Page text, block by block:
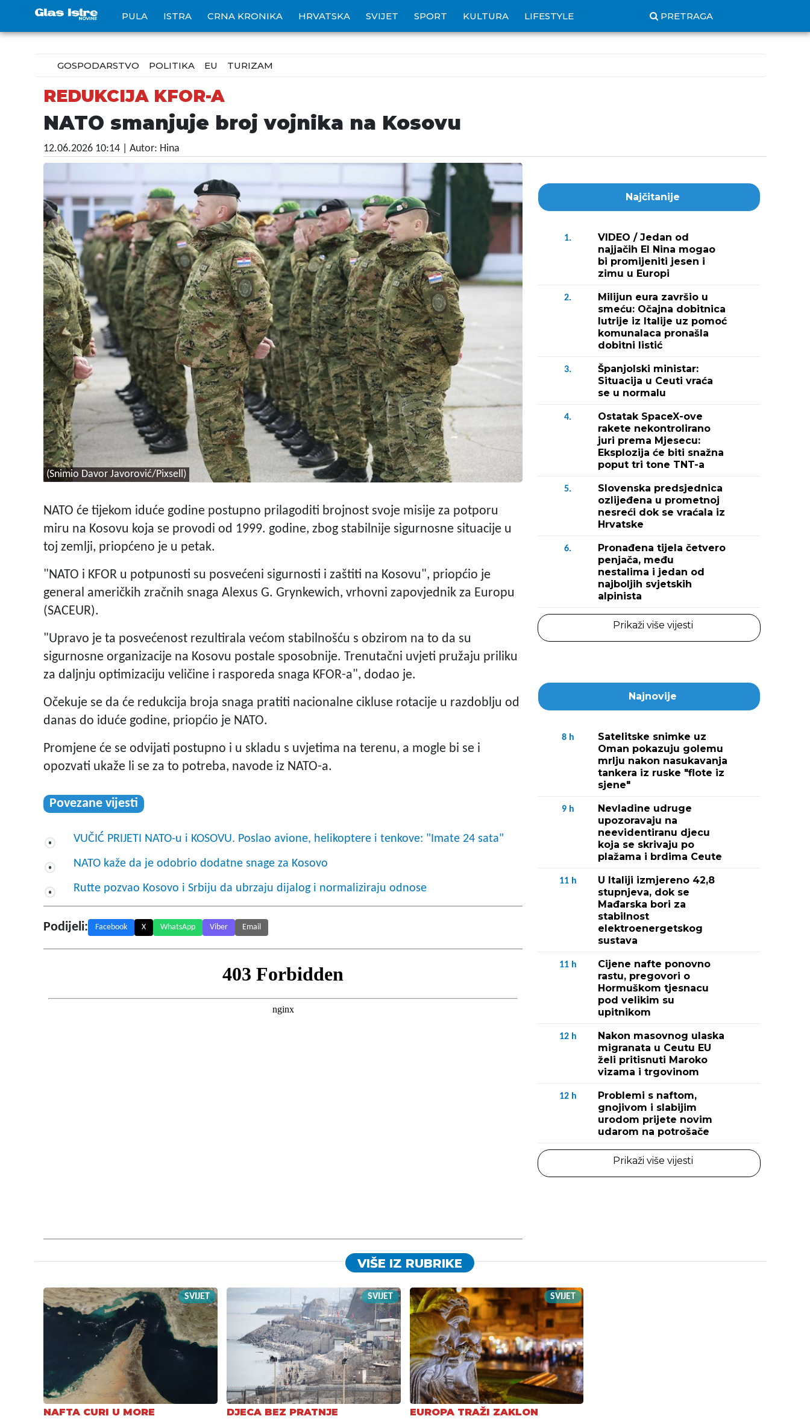
PULA ISTRA CRNA KRONIKA HRVATSKA SVIJET SPORT KULTURA LIFESTYLE PRETRAGA
GOSPODARSTVO POLITIKA EU TURIZAM
REDUKCIJA KFOR-A
NATO smanjuje broj vojnika na Kosovu
12.06.2026 10:14 | Autor: Hina
(Snimio Davor Javorović/Pixsell)
NATO će tijekom iduće godine postupno prilagoditi brojnost svoje misije za potporu
miru na Kosovu koja se provodi od 1999. godine, zbog stabilnije sigurnosne situacije u
toj zemlji, priopćeno je u petak.
"NATO i KFOR u potpunosti su posvećeni sigurnosti i zaštiti na Kosovu", priopćio je
general američkih zračnih snaga Alexus G. Grynkewich, vrhovni zapovjednik za Europu
(SACEUR).
"Upravo je ta posvećenost rezultirala većom stabilnošću s obzirom na to da su
sigurnosne organizacije na Kosovu postale sposobnije. Trenutačni uvjeti pružaju priliku
za daljnju optimizaciju veličine i rasporeda snaga KFOR-a", dodao je.
Očekuje se da će redukcija broja snaga pratiti nacionalne cikluse rotacije u razdoblju od
danas do iduće godine, priopćio je NATO.
Promjene će se odvijati postupno i u skladu s uvjetima na terenu, a mogle bi se i
opozvati ukaže li se za to potreba, navode iz NATO-a.
Povezane vijesti
VUČIĆ PRIJETI NATO-u i KOSOVU. Poslao avione, helikoptere i tenkove: "Imate 24 sata"
NATO kaže da je odobrio dodatne snage za Kosovo
Rutte pozvao Kosovo i Srbiju da ubrzaju dijalog i normaliziraju odnose
Podijeli: Facebook X WhatsApp Viber Email
Najčitanije
1.
VIDEO / Jedan od
najjačih El Nina mogao
bi promijeniti jesen i
zimu u Europi
2.
Milijun eura završio u
smeću: Očajna dobitnica
lutrije iz Italije uz pomoć
komunalaca pronašla
dobitni listić
3.
Španjolski ministar:
Situacija u Ceuti vraća
se u normalu
4.
Ostatak SpaceX-ove
rakete nekontrolirano
juri prema Mjesecu:
Eksplozija će biti snažna
poput tri tone TNT-a
5.
Slovenska predsjednica
ozlijeđena u prometnoj
nesreći dok se vraćala iz
Hrvatske
6.
Pronađena tijela četvero
penjača, među
nestalima i jedan od
najboljih svjetskih
alpinista
Prikaži više vijesti
Najnovije
8 h
Satelitske snimke uz
Oman pokazuju golemu
mrlju nakon nasukavanja
tankera iz ruske "flote iz
sjene"
9 h
Nevladine udruge
upozoravaju na
neevidentiranu djecu
koja se skrivaju po
plažama i brdima Ceute
11 h
U Italiji izmjereno 42,8
stupnjeva, dok se
Mađarska bori za
stabilnost
elektroenergetskog
sustava
11 h
Cijene nafte ponovno
rastu, pregovori o
Hormuškom tjesnacu
pod velikim su
upitnikom
12 h
Nakon masovnog ulaska
migranata u Ceutu EU
želi pritisnuti Maroko
vizama i trgovinom
12 h
Problemi s naftom,
gnojivom i slabijim
urodom prijete novim
udarom na potrošače
Prikaži više vijesti
VIŠE IZ RUBRIKE
SVIJET
NAFTA CURI U MORE
SVIJET
DJECA BEZ PRATNJE
SVIJET
EUROPA TRAŽI ZAKLON